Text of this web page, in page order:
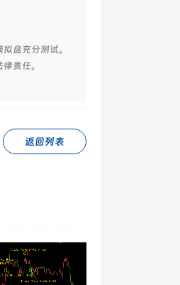
盘充分测试。
责任。
返回列表